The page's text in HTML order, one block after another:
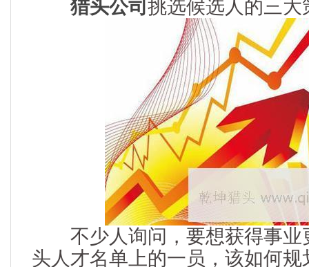
猎头公司挑选候选人的三大
不少人询问，要想获得事业
头人才名单上的一员，该如何